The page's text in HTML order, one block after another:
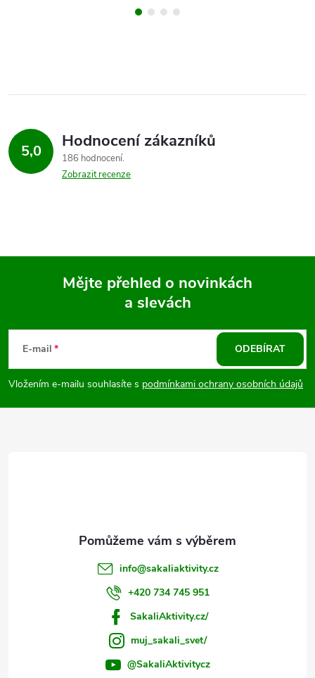
5,0 Hodnocení zákazníků
186 hodnocení
Zobrazit recenze
p
Mějte přehled o novinkách
a slevách
E-mail
Vložením e-mailu souhlasíte s podmínkami ochrany osobních údajů
ODEBÍRAT
info@sakaliaktivity.cz
+420 734 745 951
SakaliAktivity.cz/
muj_sakali_svet/
@SakaliAktivitycz